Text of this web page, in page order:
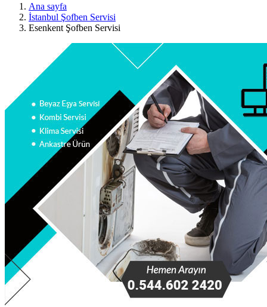
Ana sayfa
İstanbul Şofben Servisi
Esenkent Şofben Servisi